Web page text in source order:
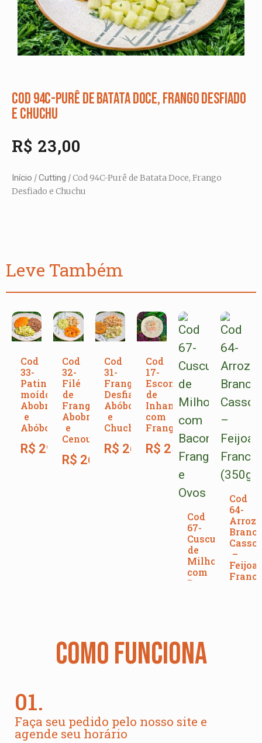
Cod 94C-Purê de Batata Doce, Frango Desfiado
e Chuchu
R$ 23,00
Início /Cutting / Cod 94C-Purê de Batata Doce, Frango
Desfiado e Chuchu
Leve Também
Cod
33-
Patinho
moído,
Abobrinha
e
Abóbora
R$ 29,00
Cod
32-
Filé
de
Frango,
Abobrinha
e
Cenoura
R$ 26,00
Cod
31-
Frango
Desfiado,
Abóbora
e
Chuchu
R$ 26,00
Cod
17-
Escondidinho
de
Inhame
com
Frango
R$ 25,00
Cod
67-
Cuscuz
de
Milho
com
Bacon,
Cod
64-
Arroz
–
COMO FUNCIONA
01.
Faça seu pedido pelo nosso site e
agende seu horário